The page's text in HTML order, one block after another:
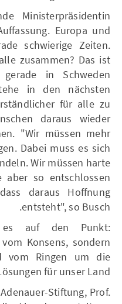
Ministerpräsidentin
Europa und
schwierige Zeiten.
zusammen? Das ist
in Schweden
in den nächsten
für alle zu
daraus wieder
"Wir müssen mehr
Dabei muss es sich
Wir müssen harte
aber so entschlossen
daraus Hoffnung
entsteht", so Busch.
es auf den Punkt:
Konsens, sondern
vom Ringen um die
für unser Land!"
Stiftung, Prof.